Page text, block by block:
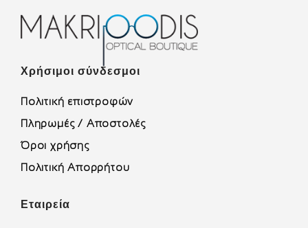
Χρήσιμοι σύνδεσμοι
Πολιτική επιστροφών
Πληρωμές / Αποστολές
Όροι χρήσης
Πολιτική Απορρήτου
Εταιρεία